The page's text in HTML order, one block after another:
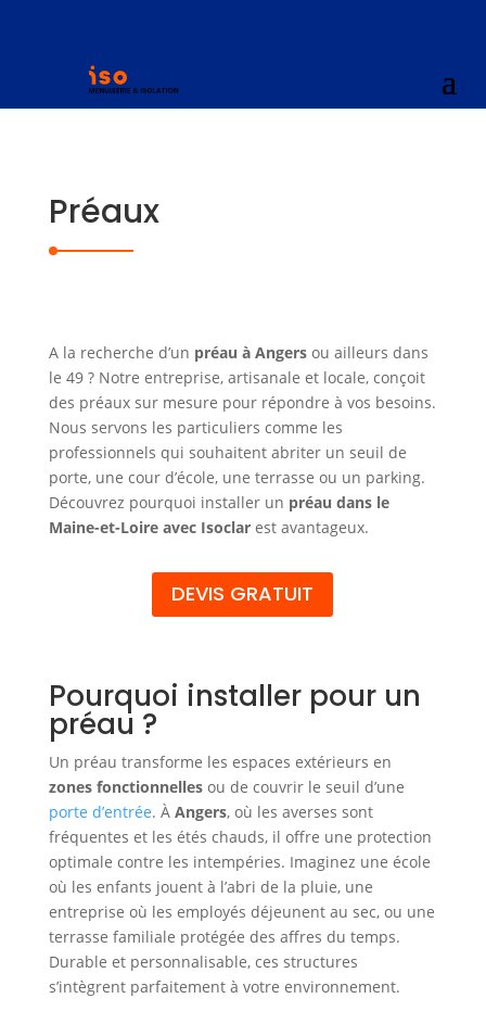
Préaux
A la recherche d’un préau à Angersou ailleurs dans
le 49 ? Notre entreprise, artisanale et locale, conçoit
des préaux sur mesure pour répondre à vos besoins.
Nous servons les particuliers comme les
professionnels qui souhaitent abriter un seuil de
porte, une cour d’école, une terrasse ou un parking.
Découvrez pourquoi installer un préau dans le
Maine-et-Loire avec Isoclarest avantageux.
DEVIS GRATUIT
Pourquoi installer pour un
préau ?
Un préau transforme les espaces extérieurs en
zones fonctionnelles ou de couvrir le seuil d’une
porte d’entrée. À Angers, où les averses sont
fréquentes et les étés chauds, il offre une protection
optimale contre les intempéries. Imaginez une école
où les enfants jouent à l’abri de la pluie, une
entreprise où les employés déjeunent au sec, ou une
terrasse familiale protégée des affres du temps.
Durable et personnalisable, ces structures
s’intègrent parfaitement à votre environnement.